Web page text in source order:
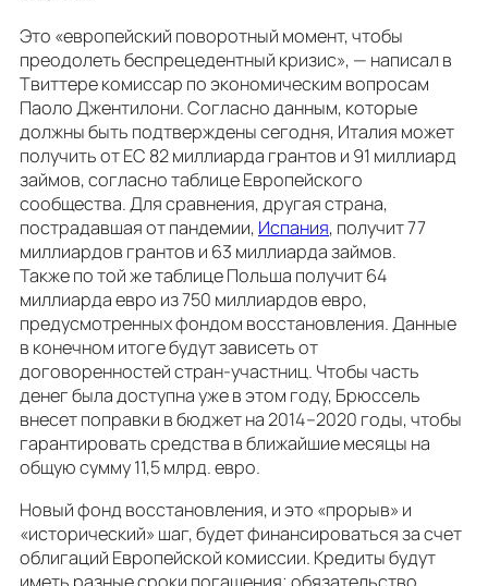
Это «европейский поворотный момент, чтобы
преодолеть беспрецедентный кризис», — написал в
Твиттере комиссар по экономическим вопросам
Паоло Джентилони. Согласно данным, которые
должны быть подтверждены сегодня, Италия может
получить от ЕС 82 миллиарда грантов и 91 миллиард
займов, согласно таблице Европейского
сообщества. Для сравнения, другая страна,
пострадавшая от пандемии, Испания, получит 77
миллиардов грантов и 63 миллиарда займов.
Также по той же таблице Польша получит 64
миллиарда евро из 750 миллиардов евро,
предусмотренных фондом восстановления. Данные
в конечном итоге будут зависеть от
договоренностей стран-участниц. Чтобы часть
денег была доступна уже в этом году, Брюссель
внесет поправки в бюджет на 2014–2020 годы, чтобы
гарантировать средства в ближайшие месяцы на
общую сумму 11,5 млрд. евро.
Новый фонд восстановления, и это «прорыв» и
«исторический» шаг, будет финансироваться за счет
облигаций Европейской комиссии. Кредиты будут